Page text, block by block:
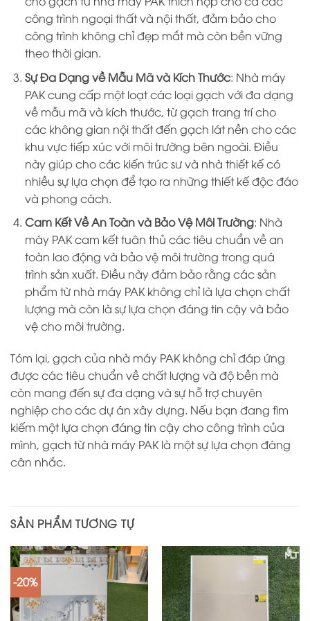
công trình ngoại thất và nội thất, đảm bảo cho
công trình không chỉ đẹp mắt mà còn bền vững
theo thời gian.
Sự Đa Dạng về Mẫu Mã và Kích Thước: Nhà máy
PAK cung cấp một loạt các loại gạch với đa dạng
về mẫu mã và kích thước, từ gạch trang trí cho
các không gian nội thất đến gạch lát nền cho các
khu vực tiếp xúc với môi trường bên ngoài. Điều
này giúp cho các kiến trúc sư và nhà thiết kế có
nhiều sự lựa chọn để tạo ra những thiết kế độc đáo
và phong cách.
Cam Kết Về An Toàn và Bảo Vệ Môi Trường: Nhà
máy PAK cam kết tuân thủ các tiêu chuẩn về an
toàn lao động và bảo vệ môi trường trong quá
trình sản xuất. Điều này đảm bảo rằng các sản
phẩm từ nhà máy PAK không chỉ là lựa chọn chất
lượng mà còn là sự lựa chọn đáng tin cậy và bảo
vệ cho môi trường.
Tóm lại, gạch của nhà máy PAK không chỉ đáp ứng
được các tiêu chuẩn về chất lượng và độ bền mà
còn mang đến sự đa dạng và sự hỗ trợ chuyên
nghiệp cho các dự án xây dựng. Nếu bạn đang tìm
kiếm một lựa chọn đáng tin cậy cho công trình của
mình, gạch từ nhà máy PAK là một sự lựa chọn đáng
cân nhắc.
SẢN PHẨM TƯƠNG TỰ
-20%